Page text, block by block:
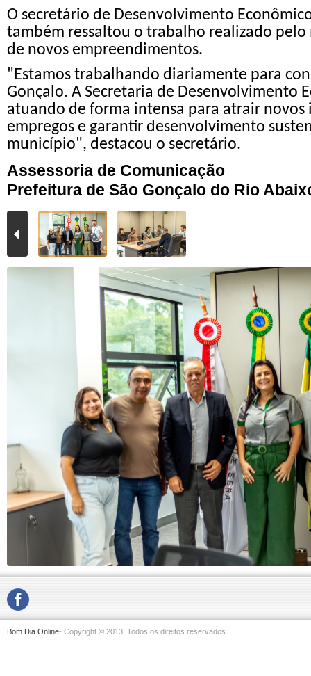
O secretário de Desenvolvimento
também ressaltou o trabalho realizado
de novos empreendimentos.
"Estamos trabalhando diariamente para
Gonçalo. A Secretaria de Desenvolvimento
atuando de forma intensa para atrair novos
empregos e garantir desenvolvimento
município", destacou o secretário.
Assessoria de Comunicação
Prefeitura de São Gonçalo do Rio
Bom Dia Online- Copyright © 2013. Todos os direitos reservados.